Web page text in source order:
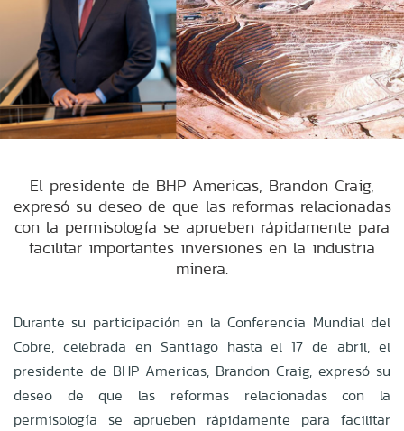
El presidente de BHP Americas, Brandon Craig,
expresó su deseo de que las reformas relacionadas
con la permisología se aprueben rápidamente para
facilitar importantes inversiones en la industria
minera.
Durante su participación en la Conferencia Mundial del
Cobre, celebrada en Santiago hasta el 17 de abril, el
presidente de BHP Americas, Brandon Craig, expresó su
deseo de que las reformas relacionadas con la
permisología se aprueben rápidamente para facilitar